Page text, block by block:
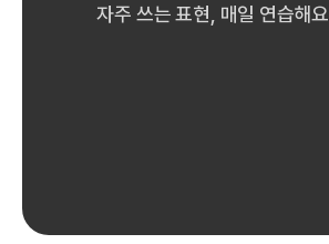
자주 쓰는 표현, 매일 연습해요